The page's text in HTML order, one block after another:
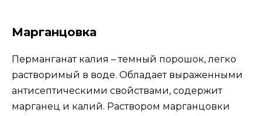
Марганцовка
Перманганат калия – темный порошок, легко
растворимый в воде. Обладает выраженными
антисептическими свойствами, содержит
марганец и калий. Раствором марганцовки